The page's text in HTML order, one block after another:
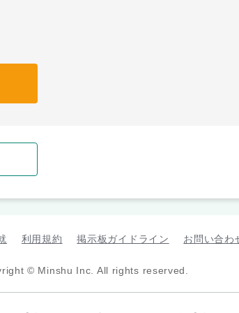
利用規約 掲示板ガイドライン お問い合わ
© Minshu Inc. All rights reserved.